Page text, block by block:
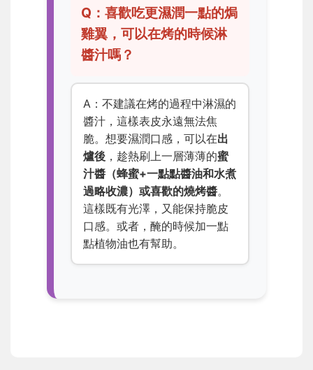
Q：喜歡吃更濕潤一點的焗
雞翼，可以在烤的時候淋
醬汁嗎？
A：不建議在烤的過程中淋濕的
醬汁，這樣表皮永遠無法焦
脆。想要濕潤口感，可以在出
爐後 ，趁熱刷上一層薄薄的蜜
汁醬（蜂蜜+一點點醬油和水煮
過略收濃）或喜歡的燒烤醬。
這樣既有光澤，又能保持脆皮
口感。或者，醃的時候加一點
點植物油也有幫助。